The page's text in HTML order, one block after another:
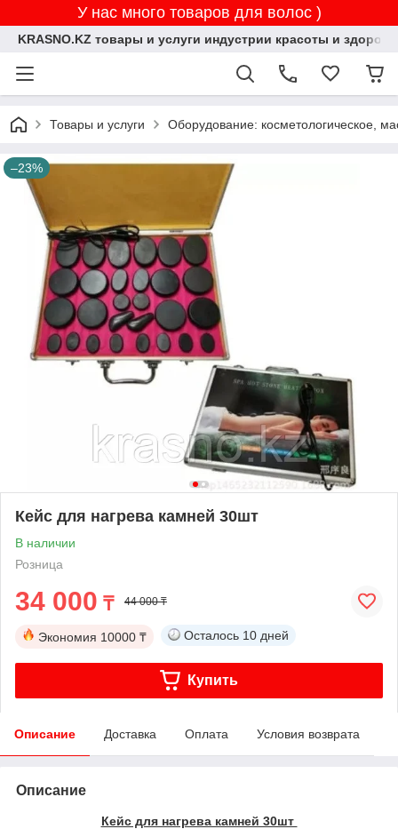
У нас много товаров для волос )
KRASNO.KZ товары и услуги индустрии красоты и
Товары и услуги Оборудование: косметологическое,
–23%
Кейс для нагрева камней 30шт
В наличии
Розница
34 000 ₸ 44 000 ₸
Экономия 10000 ₸ Осталось 10 дней
Купить
Описание Доставка Оплата Условия возврата
Описание
Кейс для нагрева камней 30шт